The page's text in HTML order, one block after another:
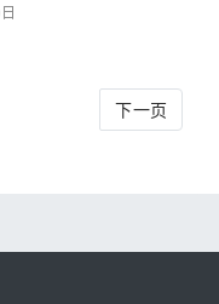
下一页